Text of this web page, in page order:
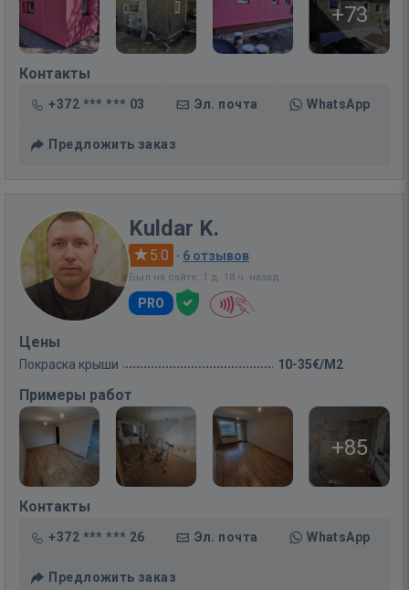
+73
Контакты
+372 *** *** 03 Эл. почта WhatsApp
Предложить заказ
Kuldar K.
5.0 · 6 отзывов
Был на сайте: 1 д. 18 ч. назад
PRO
Цены
Покраска крыши 10-35€/M2
Примеры работ
+85
Контакты
+372 *** *** 26 Эл. почта WhatsApp
Предложить заказ